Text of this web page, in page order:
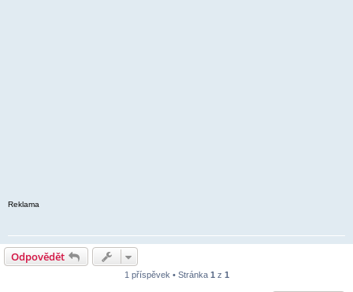
Reklama
Odpovědět
1 příspěvek • Stránka 1 z 1